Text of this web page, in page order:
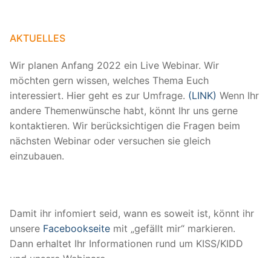
AKTUELLES
Wir planen Anfang 2022 ein Live Webinar. Wir
möchten gern wissen, welches Thema Euch
interessiert. Hier geht es zur Umfrage. (LINK) Wenn Ihr
andere Themenwünsche habt, könnt Ihr uns gerne
kontaktieren. Wir berücksichtigen die Fragen beim
nächsten Webinar oder versuchen sie gleich
einzubauen.
Damit ihr infomiert seid, wann es soweit ist, könnt ihr
unsere Facebookseite mit „gefällt mir“ markieren.
Dann erhaltet Ihr Informationen rund um KISS/KIDD